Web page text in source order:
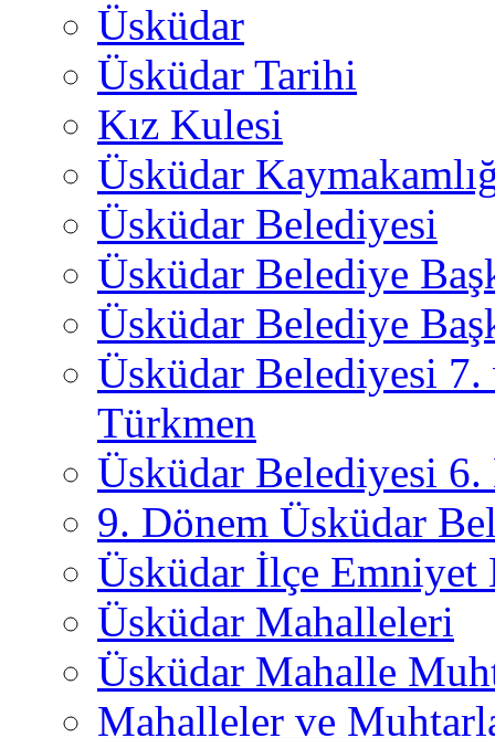
Üsküdar
Üsküdar Tarihi
Kız Kulesi
Üsküdar
Üsküdar Belediyesi
Üsküdar Belediye
Üsküdar Belediye
Üsküdar Belediyesi
Türkmen
Üsküdar Belediyesi 6.
9. Dönem Üsküdar
Üsküdar İlçe
Üsküdar Mahalleleri
Üsküdar Mahalle
Mahalleler ve